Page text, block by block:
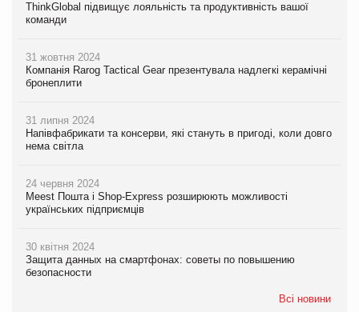
ThinkGlobal підвищує лояльність та продуктивність вашої
команди
31 жовтня 2024
Компанія Rarog Tactical Gear презентувала надлегкі керамічні
бронеплити
31 липня 2024
Напівфабрикати та консерви, які стануть в пригоді, коли довго
нема світла
24 червня 2024
Meest Пошта і Shop-Express розширюють можливості
українських підприємців
30 квітня 2024
Защита данных на смартфонах: советы по повышению
безопасности
Всі новини